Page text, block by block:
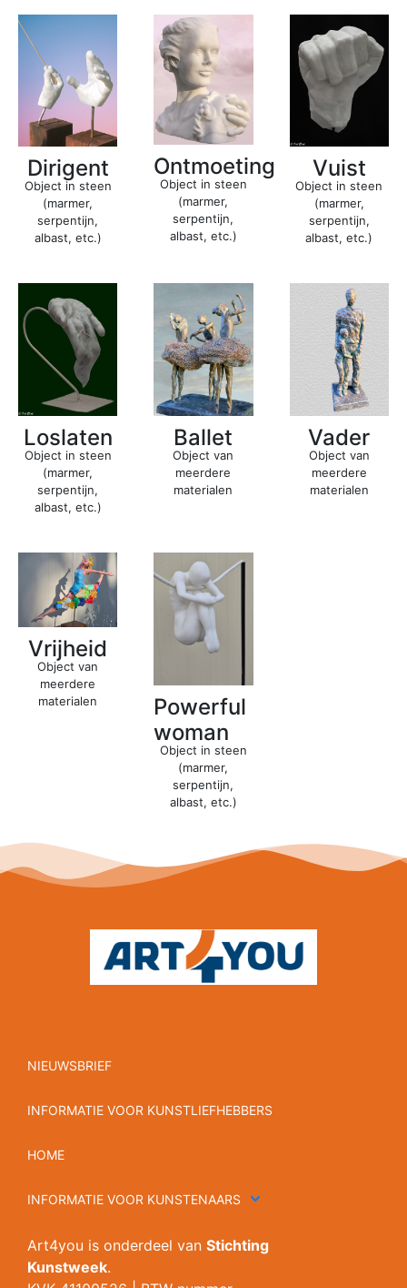
Dirigent
Object in steen
(marmer,
serpentijn,
albast, etc.)
Ontmoeting
Object in steen
(marmer,
serpentijn,
albast, etc.)
Vuist
Object in steen
(marmer,
serpentijn,
albast, etc.)
Loslaten
Object in steen
(marmer,
serpentijn,
albast, etc.)
Ballet
Object van
meerdere
materialen
Vader
Object van
meerdere
materialen
Vrijheid
Object van
meerdere
materialen
Powerful
woman
Object in steen
(marmer,
serpentijn,
albast, etc.)
NIEUWSBRIEF
INFORMATIE VOOR KUNSTLIEFHEBBERS
HOME
INFORMATIE VOOR KUNSTENAARS
Art4you is onderdeel van Stichting
Kunstweek.